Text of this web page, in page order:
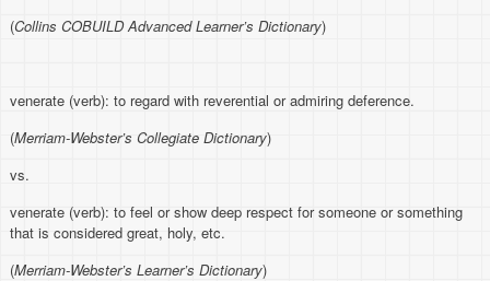
(Collins COBUILD Advanced Learner’s Dictionary)
venerate (verb): to regard with reverential or admiring deference.
(Merriam-Webster’s Collegiate Dictionary)
vs.
venerate (verb): to feel or show deep respect for someone or something
that is considered great, holy, etc.
(Merriam-Webster’s Learner’s Dictionary)